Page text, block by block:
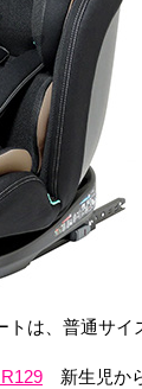
トは、普通サイ
新生児か